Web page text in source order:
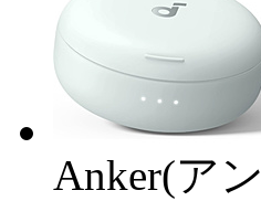
Anker(ア